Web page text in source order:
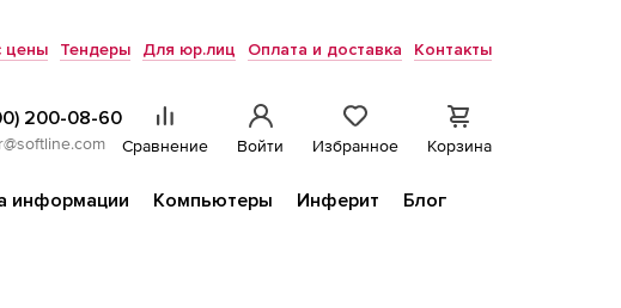
цены Тендеры Для юр.лиц Оплата и доставка Контакты
200-08-60
Сравнение Войти Избранное Корзина
информации Компьютеры Инферит
Блог